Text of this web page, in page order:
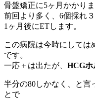
骨盤矯正に5ヶ月かかり
前回より多く、6個採れ
1ヶ月後にETします。
この病院は今時にしては
です。
一応＋は出たが、 HCGホ
半分の80しかなく、
と言
とで